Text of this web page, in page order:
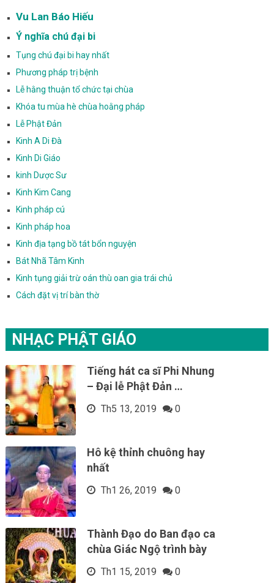
Vu Lan Báo Hiếu
Ý nghĩa chú đại bi
Tụng chú đại bi hay nhất
Phương pháp trị bệnh
Lễ hằng thuận tổ chức tại chùa
Khóa tu mùa hè chùa hoằng pháp
Lễ Phật Đản
Kinh A Di Đà
Kinh Di Giáo
kinh Dược Sư
Kinh Kim Cang
Kinh pháp cú
Kinh pháp hoa
Kinh địa tạng bồ tát bổn nguyện
Bát Nhã Tâm Kinh
Kinh tụng giải trừ oán thù oan gia trái chủ
Cách đặt vị trí bàn thờ
NHẠC PHẬT GIÁO
Tiếng hát ca sĩ Phi Nhung
– Đại lễ Phật Đản …
Th5 13, 2019 0
Hô kệ thỉnh chuông hay
nhất
Th1 26, 2019 0
Thành Đạo do Ban đạo ca
chùa Giác Ngộ trình bày
Th1 15, 2019 0